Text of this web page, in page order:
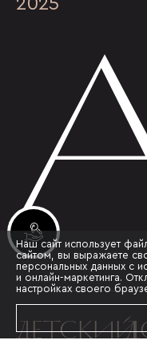
2025
ДЕТСКИЙ
Наш сайт использует
сайтом, вы выражаете
персональных данных с
и онлайн-маркетинга.
настройках своего